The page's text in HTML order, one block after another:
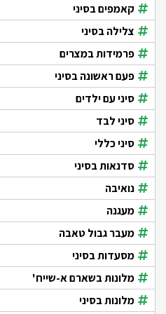
קאמפים בסיני
צלילה בסיני
פרמידות במצרים
פעם ראשונה בסיני
סיני עם ילדים
סיני לבד
סיני כללי
סדנאות בסיני
נואיבה
מעגנה
מעבר גבול טאבה
מסעדות בסיני
מלונות בשארם א-שייח'
מלונות בסיני